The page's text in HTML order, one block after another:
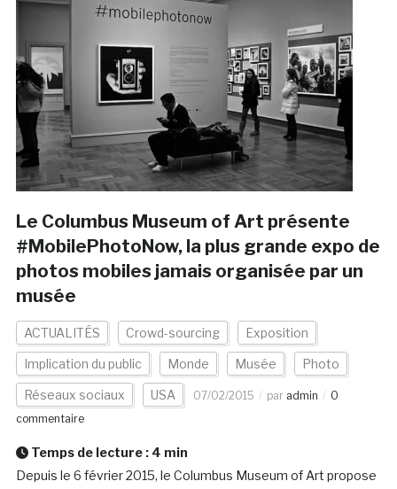
Le Columbus Museum of Art présente
#MobilePhotoNow, la plus grande expo de
photos mobiles jamais organisée par un
musée
ACTUALITÉS Crowd-sourcing Exposition
Implication du public Monde Musée Photo
Réseaux sociaux USA 07/02/2015 par admin
0
commentaire
Temps de lecture : 4 min
Depuis le 6 février 2015, le Columbus Museum of Art propose